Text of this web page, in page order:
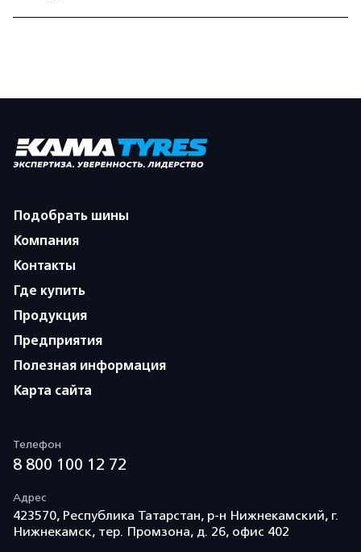
Подобрать шины
Компания
Контакты
Где купить
Продукция
Предприятия
Полезная информация
Карта сайта
Телефон
8 800 100 12 72
Адрес
423570, Республика Татарстан, р-н Нижнекамский, г.
Нижнекамск, тер. Промзона, д. 26, офис 402